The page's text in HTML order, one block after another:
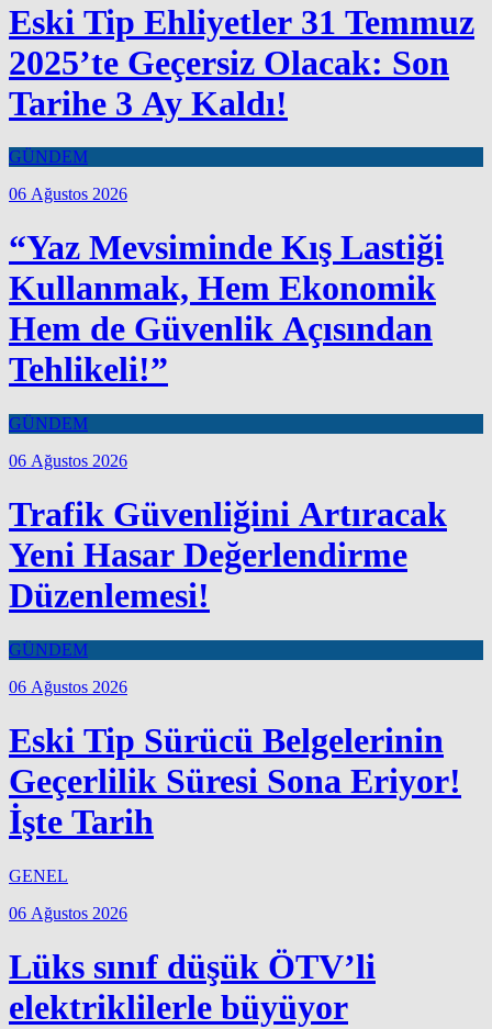
Eski Tip Ehliyetler 31 Temmuz
2025’te Geçersiz Olacak: Son
Tarihe 3 Ay Kaldı!
GÜNDEM
06 Ağustos 2026
“Yaz Mevsiminde Kış Lastiği
Kullanmak, Hem Ekonomik
Hem de Güvenlik Açısından
Tehlikeli!”
GÜNDEM
06 Ağustos 2026
Trafik Güvenliğini Artıracak
Yeni Hasar Değerlendirme
Düzenlemesi!
GÜNDEM
06 Ağustos 2026
Eski Tip Sürücü Belgelerinin
Geçerlilik Süresi Sona Eriyor!
İşte Tarih
GENEL
06 Ağustos 2026
Lüks sınıf düşük ÖTV’li
elektriklilerle büyüyor